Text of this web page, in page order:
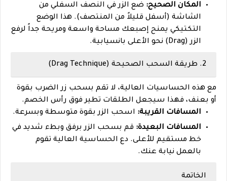
المكان الصحيح: ضع الزر في النصف السفلي من
الشاشة (أسفل قليلاً من المنتصف). هذا الوضع
التكتيكي يمنح إصبعك مساحة واسعة ومريحة جداً لرفع
الزر (Drag) نحو الأعلى بانسيابية.
2. طريقة السحب الصحيحة (Drag Technique)
مع هذه الحساسيات العالية، لا تقم بسحب زر الضرب بقوة
أو بعنف، فهذا سيجعل الطلقات تطير فوق رأس الخصم.
المسافات القريبة: اسحب الزر بقوة متوسطة وبسرعة.
المسافات البعيدة: قم بسحب الزر برفق وبطء شديد في
خط مستقيم للأعلى. دع الحساسية العالية تقوم
بالعمل نيابة عنك.
الخاتمة